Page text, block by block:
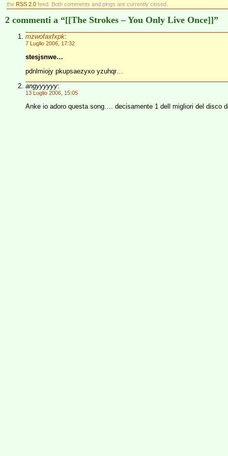
the RSS 2.0 feed. Both comments and pings are currently closed.
2 commenti a “[[The Strokes – You Only Live Once]]”
mzwofaxfxpk:
7 Luglio 2006, 17:32
stesjsnwe…
pdnlmiojy pkupsaezyxo yzuhqr…
angyyyyyy:
13 Luglio 2006, 15:05
Anke io adoro questa song…. decisamente 1 dell migliori del disco